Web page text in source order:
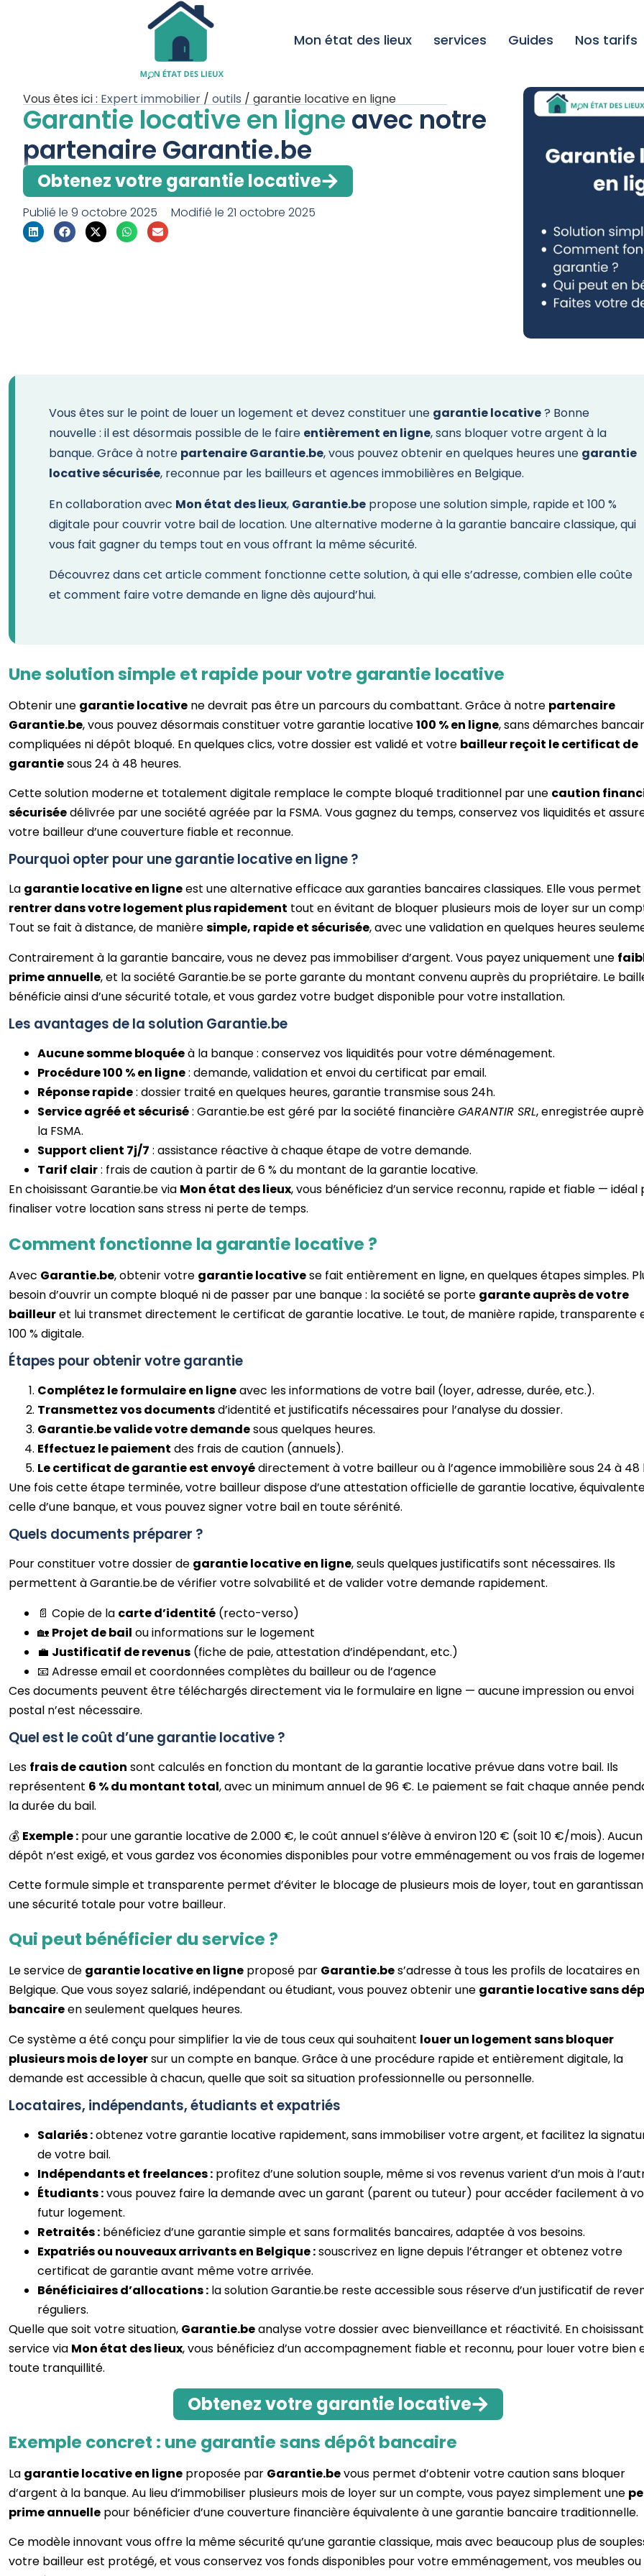
Mon état des lieux services Guides Nos tarifs
Vous êtes ici : Expert immobilier / outils / garantie locative en ligne
Garantie locative en ligne avec notre
partenaire Garantie.be
Obtenez votre garantie locative
Publié le 9 octobre 2025 Modifié le 21 octobre 2025
Vous êtes sur le point de louer un logement et devez constituer une garantie locative? Bonne
nouvelle : il est désormais possible de le faire entièrement en ligne, sans bloquer votre argent à la
banque. Grâce à notre partenaire Garantie.be, vous pouvez obtenir en quelques heures une garantie
locative sécurisée, reconnue par les bailleurs et agences immobilières en Belgique.
En collaboration avec Mon état des lieux, Garantie.be propose une solution simple, rapide et 100 %
digitale pour couvrir votre bail de location. Une alternative moderne à la garantie bancaire classique, qui
vous fait gagner du temps tout en vous offrant la même sécurité.
Découvrez dans cet article comment fonctionne cette solution, à qui elle s’adresse, combien elle coûte
et comment faire votre demande en ligne dès aujourd’hui.
Une solution simple et rapide pour votre garantie locative
Obtenir une garantie locative ne devrait pas être un parcours du combattant. Grâce à notre partenaire
Garantie.be, vous pouvez désormais constituer votre garantie locative100 % en ligne, sans démarches
compliquées ni dépôt bloqué. En quelques clics, votre dossier est validé et votre bailleur reçoit le certificat de
garantiesous 24 à 48 heures.
Cette solution moderne et totalement digitale remplace le compte bloqué traditionnel par une caution
sécuriséedélivrée par une société agréée par la FSMA. Vous gagnez du temps, conservez vos liquidités et
votre bailleur d’une couverture fiable et reconnue.
Pourquoi opter pour une garantie locative en ligne ?
La garantie locative en ligneest une alternative efficace aux garanties bancaires classiques. Elle vous permet
rentrer dans votre logement plus rapidement tout en évitant de bloquer plusieurs mois de loyer sur un
Tout se fait à distance, de manièresimple, rapide et sécurisée, avec une validation en quelques heures
Contrairement à la garantie bancaire, vous ne devez pas immobiliser d’argent. Vous payez uniquement une
prime annuelle, et la société Garantie.be se porte garante du montant convenu auprès du propriétaire. Le
bénéficie ainsi d’une sécurité totale, et vous gardez votre budget disponible pour votre installation.
Les avantages de la solution Garantie.be
Aucune somme bloquéeà la banque : conservez vos liquidités pour votre déménagement.
Procédure 100 % en ligne: demande, validation et envoi du certificat par email.
Réponse rapide: dossier traité en quelques heures, garantie transmise sous 24h.
Service agréé et sécurisé: Garantie.be est géré par la société financièreGARANTIR SRL, enregistrée
la FSMA.
Support client 7j/7 : assistance réactive à chaque étape de votre demande.
Tarif clair: frais de caution à partir de 6 % du montant de la garantie locative.
En choisissant Garantie.be via Mon état des lieux, vous bénéficiez d’un service reconnu, rapide et fiable — idéal
finaliser votre location sans stress ni perte de temps.
Comment fonctionne la garantie locative ?
Avec Garantie.be, obtenir votre garantie locativese fait entièrement en ligne, en quelques étapes simples.
besoin d’ouvrir un compte bloqué ni de passer par une banque : la société se porte garante auprès de votre
bailleuret lui transmet directement le certificat de garantie locative. Le tout, de manière rapide, transparente
100 % digitale.
Étapes pour obtenir votre garantie
Complétez le formulaire en ligneavec les informations de votre bail (loyer, adresse, durée, etc.).
Transmettez vos documentsd’identité et justificatifs nécessaires pour l’analyse du dossier.
Garantie.be valide votre demandesous quelques heures.
Effectuez le paiement des frais de caution (annuels).
Le certificat de garantie est envoyédirectement à votre bailleur ou à l’agence immobilière sous 24 à 48
Une fois cette étape terminée, votre bailleur dispose d’une attestation officielle de garantie locative,
celle d’une banque, et vous pouvez signer votre bail en toute sérénité.
Quels documents préparer ?
Pour constituer votre dossier de garantie locative en ligne, seuls quelques justificatifs sont nécessaires. Ils
permettent à Garantie.be de vérifier votre solvabilité et de valider votre demande rapidement.
📄 Copie de la carte d’identité (recto-verso)
🏡 Projet de bail ou informations sur le logement
💼 Justificatif de revenus (fiche de paie, attestation d’indépendant, etc.)
📧 Adresse email et coordonnées complètes du bailleur ou de l’agence
Ces documents peuvent être téléchargés directement via le formulaire en ligne — aucune impression ou envoi
postal n’est nécessaire.
Quel est le coût d’une garantie locative ?
Les frais de caution sont calculés en fonction du montant de la garantie locative prévue dans votre bail. Ils
représentent 6 % du montant total, avec un minimum annuel de 96 €. Le paiement se fait chaque année
la durée du bail.
💰 Exemple : pour une garantie locative de 2.000 €, le coût annuel s’élève à environ 120 € (soit 10 €/mois). Aucun
dépôt n’est exigé, et vous gardez vos économies disponibles pour votre emménagement ou vos frais de
Cette formule simple et transparente permet d’éviter le blocage de plusieurs mois de loyer, tout en
une sécurité totale pour votre bailleur.
Qui peut bénéficier du service ?
Le service de garantie locative en ligne proposé par Garantie.bes’adresse à tous les profils de locataires en
Belgique. Que vous soyez salarié, indépendant ou étudiant, vous pouvez obtenir une garantie locative sans
bancaireen seulement quelques heures.
Ce système a été conçu pour simplifier la vie de tous ceux qui souhaitent louer un logement sans bloquer
plusieurs mois de loyersur un compte en banque. Grâce à une procédure rapide et entièrement digitale, la
demande est accessible à chacun, quelle que soit sa situation professionnelle ou personnelle.
Locataires, indépendants, étudiants et expatriés
Salariés :obtenez votre garantie locative rapidement, sans immobiliser votre argent, et facilitez la
de votre bail.
Indépendants et freelances : profitez d’une solution souple, même si vos revenus varient d’un mois à
Étudiants :vous pouvez faire la demande avec un garant (parent ou tuteur) pour accéder facilement à
futur logement.
Retraités : bénéficiez d’une garantie simple et sans formalités bancaires, adaptée à vos besoins.
Expatriés ou nouveaux arrivants en Belgique :souscrivez en ligne depuis l’étranger et obtenez votre
certificat de garantie avant même votre arrivée.
Bénéficiaires d’allocations : la solution Garantie.be reste accessible sous réserve d’un justificatif de
réguliers.
Quelle que soit votre situation, Garantie.beanalyse votre dossier avec bienveillance et réactivité. En
service via Mon état des lieux, vous bénéficiez d’un accompagnement fiable et reconnu, pour louer votre bien
toute tranquillité.
Obtenez votre garantie locative
Exemple concret : une garantie sans dépôt bancaire
La garantie locative en ligne proposée par Garantie.bevous permet d’obtenir votre caution sans bloquer
d’argent à la banque. Au lieu d’immobiliser plusieurs mois de loyer sur un compte, vous payez simplement une
prime annuelle pour bénéficier d’une couverture financière équivalente à une garantie bancaire traditionnelle.
Ce modèle innovant vous offre la même sécurité qu’une garantie classique, mais avec beaucoup plus de
votre bailleur est protégé, et vous conservez vos fonds disponibles pour votre emménagement, vos meubles ou